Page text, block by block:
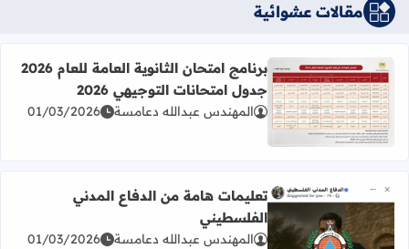
مقالات عشوائية
اقرأ المزيد عن برنامج امتحان الثانوية العامة للعام 2026 جدول امتحانات التوجيهي 2026
برنامج امتحان الثانوية العامة للعام 2026
جدول امتحانات التوجيهي 2026
المهندس عبدالله دعامسة 01/03/2026
تعليمات هامة من الدفاع المدني
الفلسطيني
المهندس عبدالله دعامسة 01/03/2026